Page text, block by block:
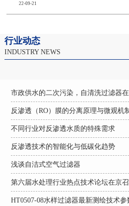
22-09-21
行业动态
INDUSTRY NEWS
市政供水的二次污染，自清洗过滤器
反渗透（RO）膜的分离原理与微观机
不同行业对反渗透水质的特殊需求
反渗透技术的智能化与低碳化趋势
浅谈自洁式空气过滤器
第六届水处理行业热点技术论坛在京
HT0507-08水样过滤器最新测绘技术参